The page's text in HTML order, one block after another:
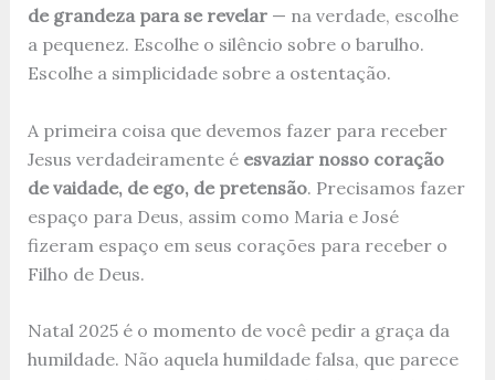
de grandeza para se revelar— na verdade, escolhe
a pequenez. Escolhe o silêncio sobre o barulho.
Escolhe a simplicidade sobre a ostentação.
A primeira coisa que devemos fazer para receber
Jesus verdadeiramente é esvaziar nosso coração
de vaidade, de ego, de pretensão. Precisamos fazer
espaço para Deus, assim como Maria e José
fizeram espaço em seus corações para receber o
Filho de Deus.
Natal 2025 é o momento de você pedir a graça da
humildade. Não aquela humildade falsa, que parece